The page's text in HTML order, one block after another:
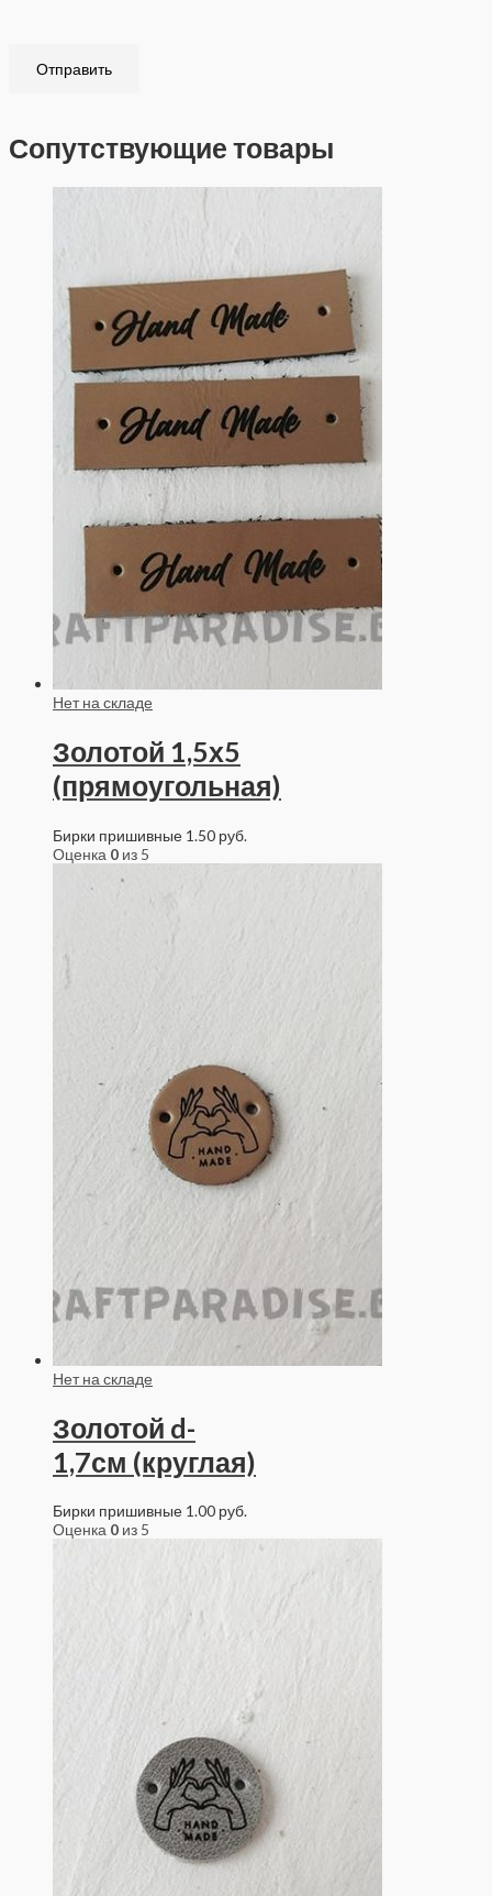
Сопутствующие товары
Нет на складе
Золотой 1,5х5
(прямоугольная)
Бирки пришивные 1.50 руб.
Оценка 0 из 5
Нет на складе
Золотой d-
1,7см (круглая)
Бирки пришивные 1.00 руб.
Оценка 0 из 5